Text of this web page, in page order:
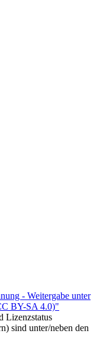
- Weitergabe unter
BY-SA 4.0)"
Lizenzstatus
sind unter/neben den